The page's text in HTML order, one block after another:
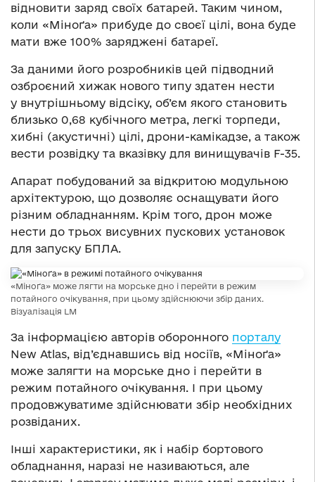
відновити заряд своїх батарей. Таким чином,
коли «Міноґа» прибуде до своєї цілі, вона буде
мати вже 100% заряджені батареї.
За даними його розробників цей підводний
озброєний хижак нового типу здатен нести
у внутрішньому відсіку, об’єм якого становить
близько 0,68 кубічного метра, легкі торпеди,
хибні (акустичні) цілі, дрони-камікадзе, а також
вести розвідку та вказівку для винищувачів F-35.
Апарат побудований за відкритою модульною
архітектурою, що дозволяє оснащувати його
різним обладнанням. Крім того, дрон може
нести до трьох висувних пускових установок
для запуску БПЛА.
«Міноґа» може лягти на морське дно і перейти в режим
потайного очікування, при цьому здійснюючи збір даних.
Візуалізація LM
За інформацією авторів оборонного порталу
New Atlas, від’єднавшись від носіїв, «Міноґа»
може залягти на морське дно і перейти в
режим потайного очікування. І при цьому
продовжуватиме здійснювати збір необхідних
розвіданих.
Інші характеристики, як і набір бортового
обладнання, наразі не називаються, але